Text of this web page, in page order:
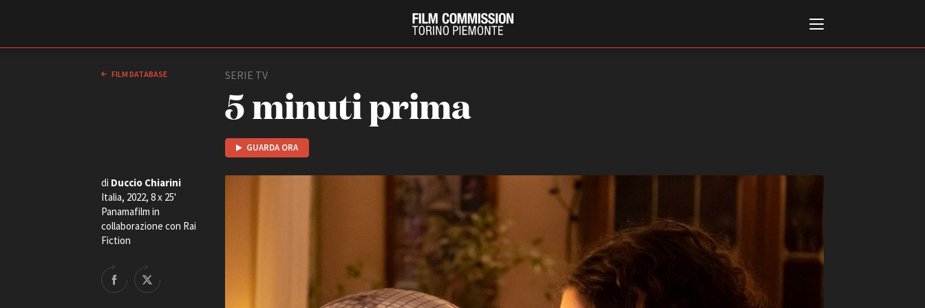
English
ABOUT
PRODUCTION GUIDE
Società di produzione
Strutture di servizio
Attrici-Attori
Beginners
FESTIVAL, MARKETS, AWARDS
International Film Festival Rotterdam
Berlinale Internationalen
Filmfestspiele Berlin
Festival de Cannes
Biografilm Festival - Bio to B Industry
FILM DATABASE SERIE TV
5 minuti prima
GUARDA ORA
di Duccio Chiarini
Italia, 2022, 8 x 25'
Panamafilm in
collaborazione con Rai
Fiction